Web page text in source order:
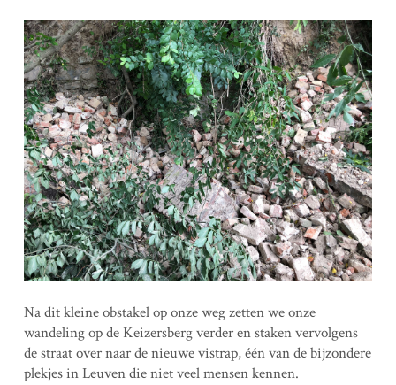
Na dit kleine obstakel op onze weg zetten we onze
wandeling op de Keizersberg verder en staken vervolgens
de straat over naar de nieuwe vistrap, één van de bijzondere
plekjes in Leuven die niet veel mensen kennen.